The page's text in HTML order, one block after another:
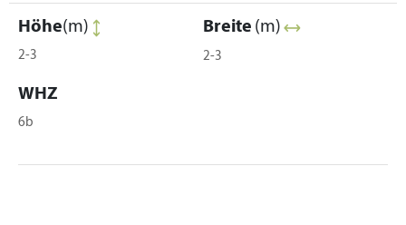
Höhe(m)
2-3
Breite (m)
2-3
WHZ
6b